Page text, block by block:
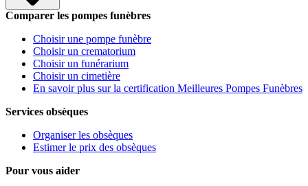
Comparer les pompes funèbres
Choisir une pompe funèbre
Choisir un crematorium
Choisir un funérarium
Choisir un cimetière
En savoir plus sur la certification Meilleures Pompes Funèbres
Services obsèques
Organiser les obsèques
Estimer le prix des obsèques
Pour vous aider